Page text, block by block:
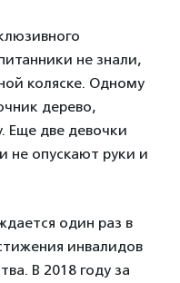
не знали,
коляске. Одному
дерево,
Еще две девочки
не опускают руки и
один раз в
инвалидов
В 2018 году за